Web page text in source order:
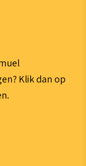
Klik dan op